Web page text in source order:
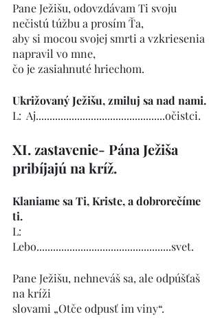
Pane Ježišu, odovzdávam Ti svoju
nečistú túžbu a prosím Ťa,
aby si mocou svojej smrti a vzkriesenia
napravil vo mne,
čo je zasiahnuté hriechom.
Ukrižovaný Ježišu, zmiluj sa nad nami.
L:  Aj...............................................očistci.
XI. zastavenie- Pána Ježiša
pribíjajú na kríž.
Klaniame sa Ti, Kriste, a dobrorečíme
ti.
L:
Lebo.................................................svet.
Pane Ježišu, nehneváš sa, ale odpúšťaš
na kríži
slovami „Otče odpusť im viny“.